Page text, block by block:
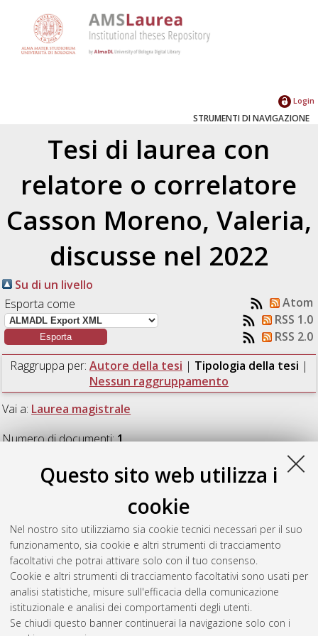
Questo sito web utilizza i
cookie
Nel nostro sito utilizziamo sia cookie tecnici necessari per il suo
funzionamento, sia cookie e altri strumenti di tracciamento
facoltativi che potrai attivare solo con il tuo consenso.
Cookie e altri strumenti di tracciamento facoltativi sono usati per
analisi statistiche, misure sull'efficacia della comunicazione
istituzionale e analisi dei comportamenti degli utenti.
Se chiudi questo banner continuerai la navigazione solo con i
Login
STRUMENTI DI NAVIGAZIONE
Tesi di laurea con
relatore o correlatore
Casson Moreno, Valeria,
discusse nel 2022
Su di un livello
Esporta come
Atom
RSS 1.0
RSS 2.0
Raggruppa per: Autore della tesi | Tipologia della tesi |
Nessun raggruppamento
Vai a: Laurea magistrale
Numero di documenti:1.
Laurea magistrale
the synthesis of ethyl levulinate.[Laurea magistrale], Università
di Bologna, Corso di Studio inIngegneria chimica e di
processo [LM-DM270], Documento full-text non disponibile
Questa lista e' stata generata ilSun Aug 9 11:18:37 2026
CEST